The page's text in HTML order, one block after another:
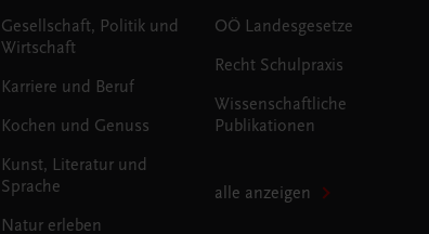
Gesellschaft, Politik und
Wirtschaft
Karriere und Beruf
Kochen und Genuss
Kunst, Literatur und
Sprache
Natur erleben
OÖ Landesgesetze
Recht Schulpraxis
Wissenschaftliche
Publikationen
alle anzeigen